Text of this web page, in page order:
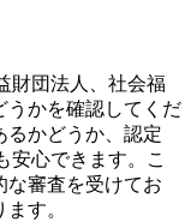
財団法人、社会福
うかを確認してくだ
るかどうか、認定
安心できます。こ
な審査を受けてお
す。